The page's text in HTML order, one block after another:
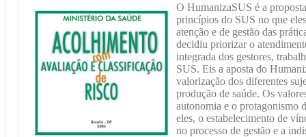
O HumanizaSUS é a
princípios do SUS no que
atenção e de gestão das
decidiu priorizar o
integrada dos gestores,
SUS. Eis a aposta do
valorização dos diferentes
produção de saúde. Os
autonomia e o protagonismo
eles, o estabelecimento de
no processo de gestão e a